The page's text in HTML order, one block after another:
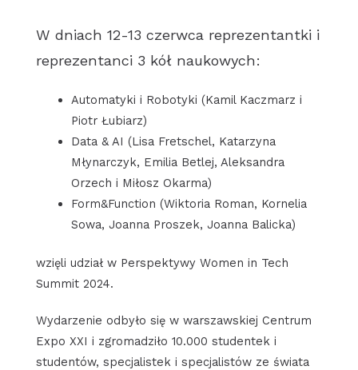
W dniach 12-13 czerwca reprezentantki i
reprezentanci 3 kół naukowych:
Automatyki i Robotyki (Kamil Kaczmarz i
Piotr Łubiarz)
Data & AI (Lisa Fretschel, Katarzyna
Młynarczyk, Emilia Betlej, Aleksandra
Orzech i Miłosz Okarma)
Form&Function (Wiktoria Roman, Kornelia
Sowa, Joanna Proszek, Joanna Balicka)
wzięli udział w Perspektywy Women in Tech
Summit 2024.
Wydarzenie odbyło się w warszawskiej Centrum
Expo XXI i zgromadziło 10.000 studentek i
studentów, specjalistek i specjalistów ze świata